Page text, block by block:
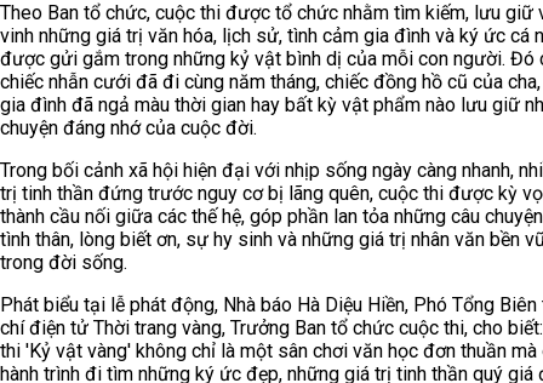
Theo Ban tổ chức, cuộc thi được tổ chức nhằm tìm kiếm, lưu giữ
vinh những giá trị văn hóa, lịch sử, tình cảm gia đình và ký ức cá
được gửi gắm trong những kỷ vật bình dị của mỗi con người. Đó
chiếc nhẫn cưới đã đi cùng năm tháng, chiếc đồng hồ cũ của
gia đình đã ngả màu thời gian hay bất kỳ vật phẩm nào lưu giữ
chuyện đáng nhớ của cuộc đời.
Trong bối cảnh xã hội hiện đại với nhịp sống ngày càng nhanh,
trị tinh thần đứng trước nguy cơ bị lãng quên, cuộc thi được kỳ
thành cầu nối giữa các thế hệ, góp phần lan tỏa những câu
tình thân, lòng biết ơn, sự hy sinh và những giá trị nhân văn bền
trong đời sống.
Phát biểu tại lễ phát động, Nhà báo Hà Diệu Hiền, Phó Tổng
chí điện tử Thời trang vàng, Trưởng Ban tổ chức cuộc thi, cho
thi 'Kỷ vật vàng' không chỉ là một sân chơi văn học đơn thuần mà
hành trình đi tìm những ký ức đẹp, những giá trị tinh thần quý giá